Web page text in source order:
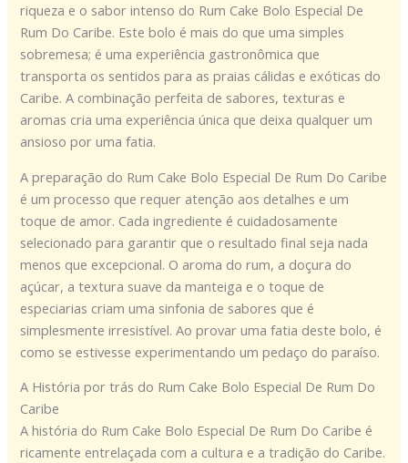
riqueza e o sabor intenso do Rum Cake Bolo Especial De
Rum Do Caribe. Este bolo é mais do que uma simples
sobremesa; é uma experiência gastronômica que
transporta os sentidos para as praias cálidas e exóticas do
Caribe. A combinação perfeita de sabores, texturas e
aromas cria uma experiência única que deixa qualquer um
ansioso por uma fatia.
A preparação do Rum Cake Bolo Especial De Rum Do Caribe
é um processo que requer atenção aos detalhes e um
toque de amor. Cada ingrediente é cuidadosamente
selecionado para garantir que o resultado final seja nada
menos que excepcional. O aroma do rum, a doçura do
açúcar, a textura suave da manteiga e o toque de
especiarias criam uma sinfonia de sabores que é
simplesmente irresistível. Ao provar uma fatia deste bolo, é
como se estivesse experimentando um pedaço do paraíso.
A História por trás do Rum Cake Bolo Especial De Rum Do
Caribe
A história do Rum Cake Bolo Especial De Rum Do Caribe é
ricamente entrelaçada com a cultura e a tradição do Caribe.